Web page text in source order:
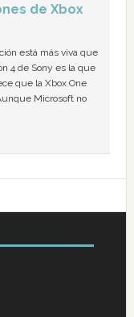
de Xbox
está más viva que
4 de Sony es la que
que la Xbox One
Microsoft no